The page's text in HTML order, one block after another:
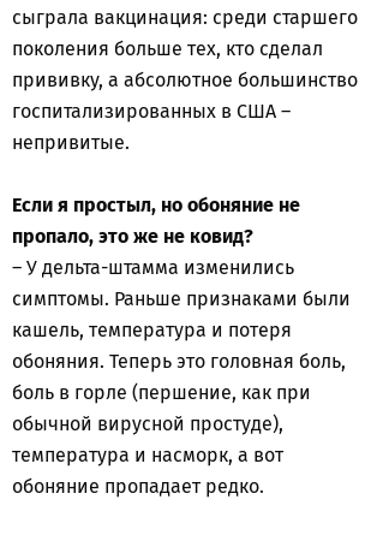
сыграла вакцинация: среди старшего
поколения больше тех, кто сделал
прививку, а абсолютное большинство
госпитализированных в США –
непривитые.
Если я простыл, но обоняние не
пропало, это же не ковид?
– У дельта-штамма изменились
симптомы. Раньше признаками были
кашель, температура и потеря
обоняния. Теперь это головная боль,
боль в горле (першение, как при
обычной вирусной простуде),
температура и насморк, а вот
обоняние пропадает редко.